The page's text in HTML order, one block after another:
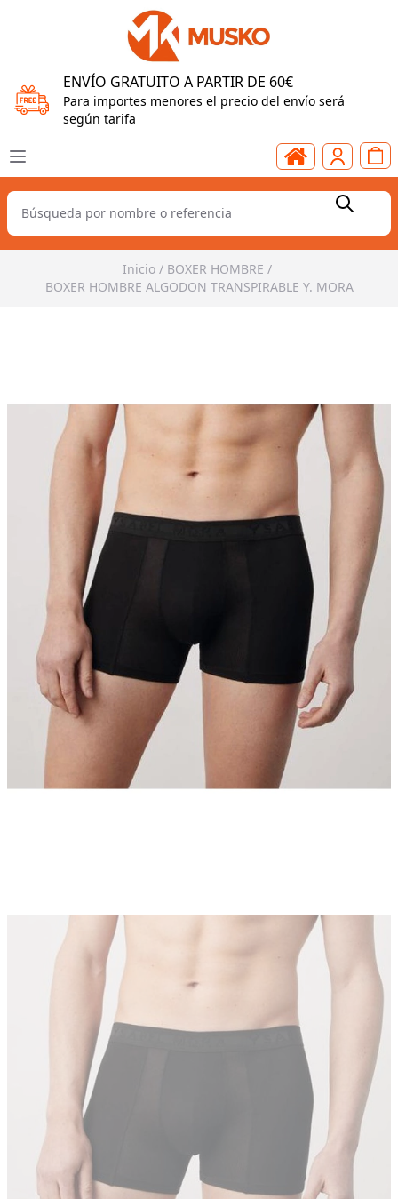
ENVÍO GRATUITO A PARTIR DE 60€
Para importes menores el precio del envío será
según tarifa
Inicio / BOXER HOMBRE /
BOXER HOMBRE ALGODON TRANSPIRABLE Y. MORA